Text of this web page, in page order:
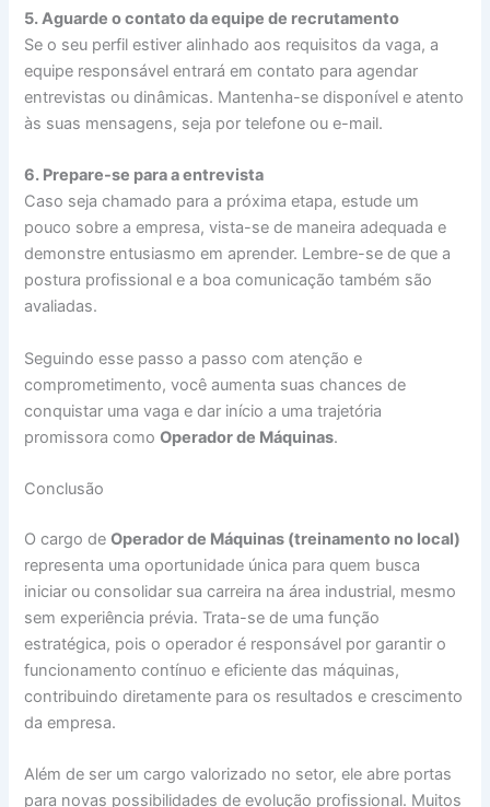
5. Aguarde o contato da equipe de recrutamento
Se o seu perfil estiver alinhado aos requisitos da vaga, a
equipe responsável entrará em contato para agendar
entrevistas ou dinâmicas. Mantenha-se disponível e atento
às suas mensagens, seja por telefone ou e-mail.
6. Prepare-se para a entrevista
Caso seja chamado para a próxima etapa, estude um
pouco sobre a empresa, vista-se de maneira adequada e
demonstre entusiasmo em aprender. Lembre-se de que a
postura profissional e a boa comunicação também são
avaliadas.
Seguindo esse passo a passo com atenção e
comprometimento, você aumenta suas chances de
conquistar uma vaga e dar início a uma trajetória
promissora comoOperador de Máquinas.
Conclusão
O cargo deOperador de Máquinas (treinamento no local)
representa uma oportunidade única para quem busca
iniciar ou consolidar sua carreira na área industrial, mesmo
sem experiência prévia. Trata-se de uma função
estratégica, pois o operador é responsável por garantir o
funcionamento contínuo e eficiente das máquinas,
contribuindo diretamente para os resultados e crescimento
da empresa.
Além de ser um cargo valorizado no setor, ele abre portas
para novas possibilidades de evolução profissional. Muitos